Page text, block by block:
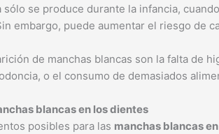
se produce durante la infancia,
embargo, puede aumentar el riesgo de
de manchas blancas son la falta de
o el consumo de demasiados
blancas en los dientes
posibles para las manchas blancas